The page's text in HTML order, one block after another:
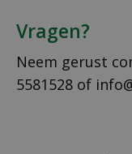
Vragen?
Neem gerust
5581528 of